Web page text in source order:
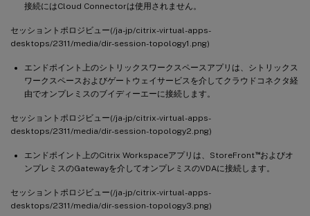
接続にはCloud Connectorは使用されません。
セッショントポロジビュー(/ja-jp/citrix-virtual-apps-
desktops/2311/media/dir-session-topology1.png)
エンドポイント上のシトリックスワークスペースアプリは、シトリックス
ワークスペースおよびゲートウェイサービスを介してクラウドコネクタ経
由でオンプレミスのブイディーエーに接続します。
セッショントポロジビュー(/ja-jp/citrix-virtual-apps-
desktops/2311/media/dir-session-topology2.png)
エンドポイント上のCitrix Workspaceアプリは、StoreFront™およびオ
ンプレミスのGatewayを介してオンプレミスのVDAに接続します。
セッショントポロジビュー(/ja-jp/citrix-virtual-apps-
desktops/2311/media/dir-session-topology3.png)